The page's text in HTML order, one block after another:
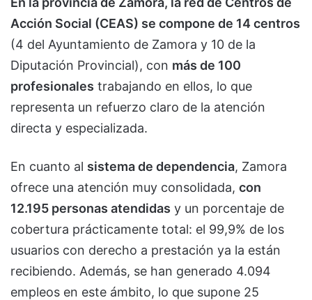
Acción Social (CEAS) se compone de 14 centros
(4 del Ayuntamiento de Zamora y 10 de la
Diputación Provincial), con más de 100
profesionales trabajando en ellos, lo que
representa un refuerzo claro de la atención
directa y especializada.
En cuanto al sistema de dependencia, Zamora
ofrece una atención muy consolidada, con
12.195 personas atendidas y un porcentaje de
cobertura prácticamente total: el 99,9% de los
usuarios con derecho a prestación ya la están
recibiendo. Además, se han generado 4.094
empleos en este ámbito, lo que supone 25